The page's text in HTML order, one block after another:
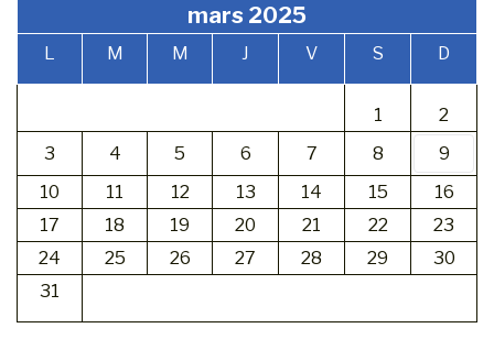
mars 2025
L M M J V S D
1
2
3
4 5 6 7 8
9
10
11 12 13 14 15
16
17
18 19 20 21 22
23
24
25 26 27 28 29
30
31